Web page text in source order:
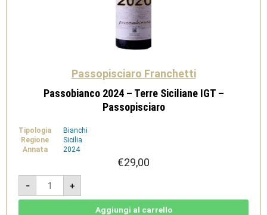
Passopisciaro Franchetti
Passobianco 2024 – Terre Siciliane IGT –
Passopisciaro
Tipologia
Bianchi
Regione
Sicilia
Annata
2024
€29,00
-
Passobianco
2024
-
Terre
+
Aggiungi al carrello